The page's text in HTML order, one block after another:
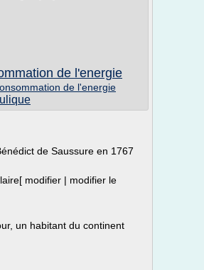
de l'energie
de l'energie
de Saussure en 1767
modifier | modifier le
un habitant du continent